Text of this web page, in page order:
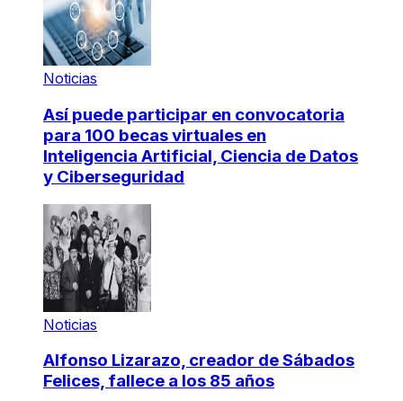
Noticias
Así puede participar en convocatoria
para 100 becas virtuales en
Inteligencia Artificial, Ciencia de Datos
y Ciberseguridad
Noticias
Alfonso Lizarazo, creador de Sábados
Felices, fallece a los 85 años